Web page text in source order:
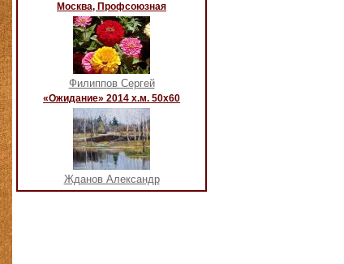
Москва, Профсоюзная
Филиппов Сергей
«Ожидание» 2014 х.м. 50х60
Жданов Александр